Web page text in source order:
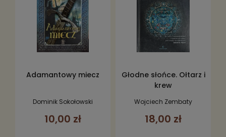
Adamantowy miecz
Dominik Sokołowski
10,00 zł
Głodne słońce. Ołtarz i
krew
Wojciech Zembaty
18,00 zł